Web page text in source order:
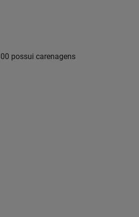
possui carenagens